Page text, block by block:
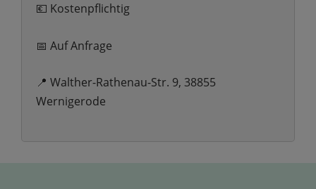
💶 Kostenpflichtig
📅 Auf Anfrage
📍 Walther-Rathenau-Str. 9, 38855
Wernigerode